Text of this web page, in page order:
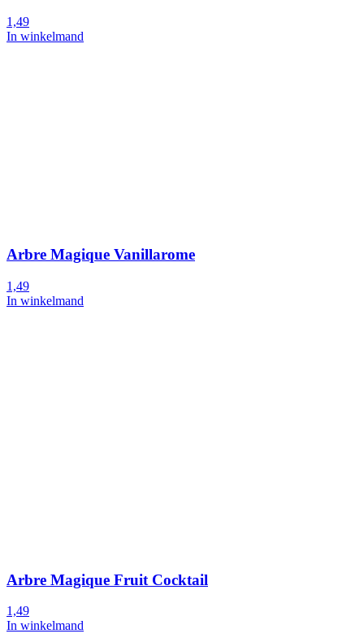
1,49
In winkelmand
Arbre Magique Vanillarome
1,49
In winkelmand
Arbre Magique Fruit Cocktail
1,49
In winkelmand